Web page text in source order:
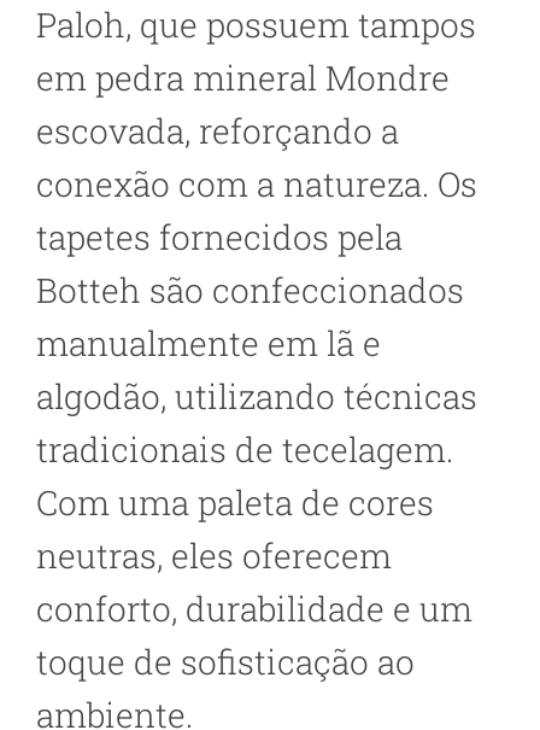
Paloh, que possuem tampos
em pedra mineral Mondre
escovada, reforçando a
conexão com a natureza. Os
tapetes fornecidos pela
Botteh são confeccionados
manualmente em lã e
algodão, utilizando técnicas
tradicionais de tecelagem.
Com uma paleta de cores
neutras, eles oferecem
conforto, durabilidade e um
toque de sofisticação ao
ambiente.